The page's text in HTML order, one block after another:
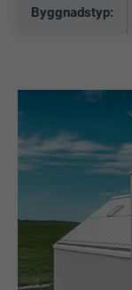
Byggnadstyp: